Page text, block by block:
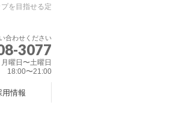
を目指せる定
合わせください
3077
月曜日〜土曜日
18:00〜21:00
用情報